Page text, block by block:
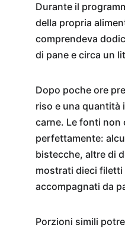
Durante il
della propria
comprendeva
di pane e circa un
Dopo poche ore
riso e una quantità
carne. Le fonti non
perfettamente:
bistecche, altre di
mostrati dieci filetti
accompagnati da
Porzioni simili